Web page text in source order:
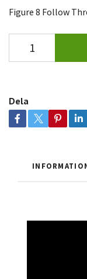
Figure 8 Follow
Dela